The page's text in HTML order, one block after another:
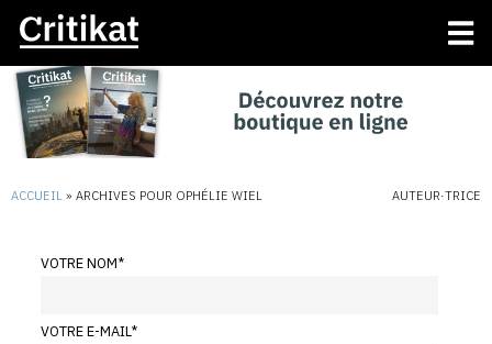
ACCUEIL » ARCHIVES POUR OPHÉLIE WIEL AUTEUR·TRICE
VOTRE NOM*
VOTRE E-MAIL*